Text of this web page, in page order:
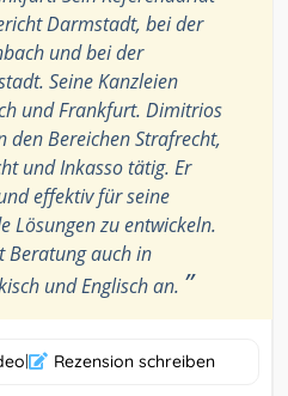
Darmstadt, bei der
und bei der
Seine Kanzleien
und Frankfurt. Dimitrios
Bereichen Strafrecht,
und Inkasso tätig. Er
effektiv für seine
Lösungen zu entwickeln.
Beratung auch in
und Englisch an. ”
| Rezension schreiben